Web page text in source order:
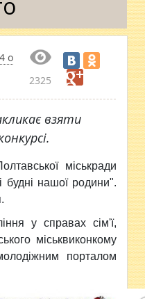
о
2325
взяти
міськради
будні нашої родини".
у справах сім'ї,
міськвиконкому
порталом